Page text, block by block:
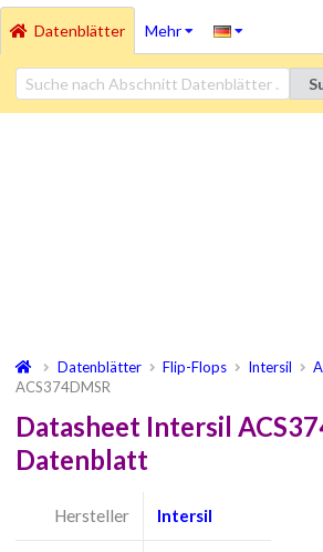
Datenblätter Mehr
Datenblätter Flip-Flops Intersil
ACS374DMSR
Datasheet Intersil
Datenblatt
Hersteller Intersil